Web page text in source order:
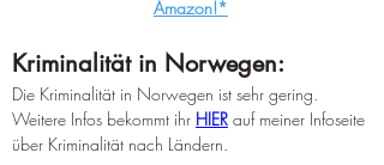
Amazon!*
Kriminalität in Norwegen:
Die Kriminalität in Norwegen ist sehr gering.
Weitere Infos bekommt ihr HIER auf meiner Infoseite
über Kriminalität nach Ländern.